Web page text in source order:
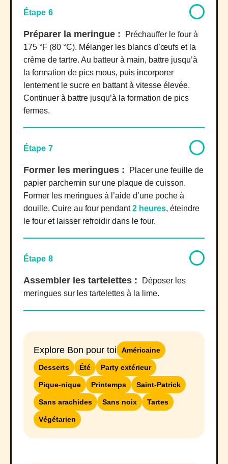
Étape 6
Préparer la meringue :
Préchauffer le four à
175 °F (80 °C). Mélanger les blancs d’œufs et la
crème de tartre. Au batteur à main, battre jusqu’à
la formation de pics mous, puis incorporer
lentement le sucre en battant à vitesse élevée.
Continuer à battre jusqu’à la formation de pics
fermes.
Étape 7
Former les meringues :
Placer une feuille de
papier parchemin sur une plaque de cuisson.
Former les meringues à l’aide d’une poche à
douille. Cuire au four pendant2 heures, éteindre
le four et laisser refroidir dans le four.
Étape 8
Assembler les tartelettes :
Déposer les
meringues sur les tartelettes à la lime.
Explore Bon pour toi Américaine
Desserts Été Party extérieur
Pique-nique Printemps Saint-Patrick
Sans arachides Sans noix Tartes
Végétarien